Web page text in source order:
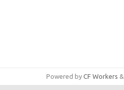
Powered by CF Workers &